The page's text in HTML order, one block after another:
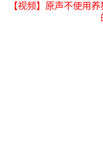
【视频】原声不使用